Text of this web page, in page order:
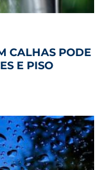
CALHAS PODE
E PISO